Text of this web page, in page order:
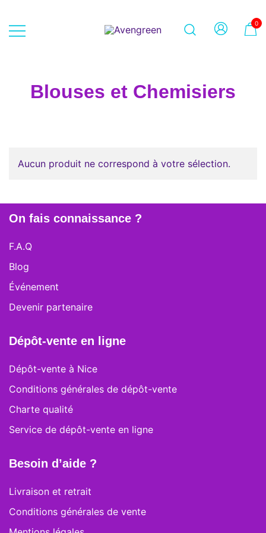
content
0
Blouses et Chemisiers
Aucun produit ne correspond à votre sélection.
On fais connaissance ?
F.A.Q
Blog
Événement
Devenir partenaire
Dépôt-vente en ligne
Dépôt-vente à Nice
Conditions générales de dépôt-vente
Charte qualité
Service de dépôt-vente en ligne
Besoin d’aide ?
Livraison et retrait
Conditions générales de vente